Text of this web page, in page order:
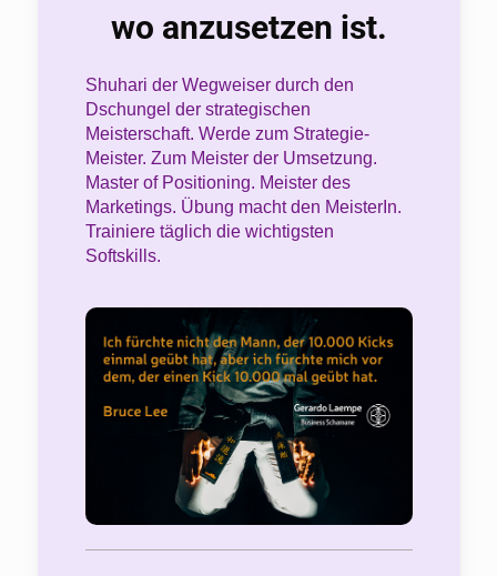
wo anzusetzen ist.
Shuhari der Wegweiser durch den
Dschungel der strategischen
Meisterschaft. Werde zum Strategie-
Meister. Zum Meister der Umsetzung.
Master of Positioning. Meister des
Marketings. Übung macht den MeisterIn.
Trainiere täglich die wichtigsten
Softskills.